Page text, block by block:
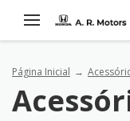
Página Inicial